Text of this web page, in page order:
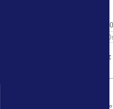
DJI
SHARE
こんにちは。セキドの出澤です。